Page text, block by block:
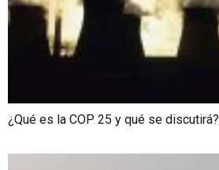
¿Qué es la COP 25 y qué se discutirá?